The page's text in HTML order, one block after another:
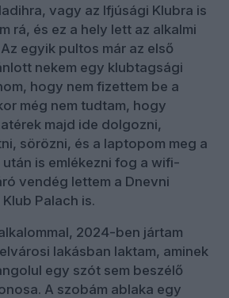
vagy az Ifjúsági Klubra is
rá, és ez a hely lett az alkalmi
egyik pultos már az első
nekem egy klubtagsági
hogy nem fizettem be a
még nem tudtam, hogy
majd ide dolgozni,
sörözni, és a laptopom meg a
is emlékezni fog a wifi-
vendég lettem a Dnevni
Palach is.
2024-ben jártam
lakásban laktam, aminek
egy szót sem beszélő
A szobám ablaka egy